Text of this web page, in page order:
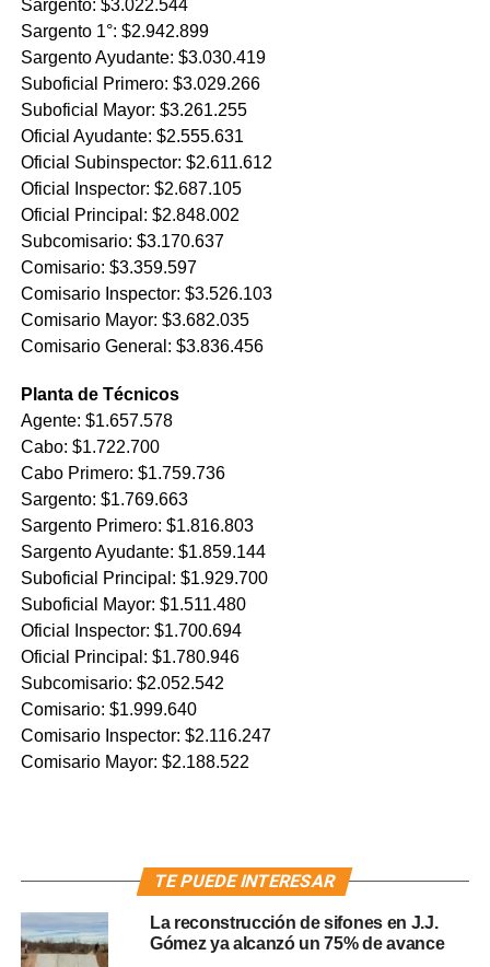
Sargento: $3.022.544
Sargento 1°: $2.942.899
Sargento Ayudante: $3.030.419
Suboficial Primero: $3.029.266
Suboficial Mayor: $3.261.255
Oficial Ayudante: $2.555.631
Oficial Subinspector: $2.611.612
Oficial Inspector: $2.687.105
Oficial Principal: $2.848.002
Subcomisario: $3.170.637
Comisario: $3.359.597
Comisario Inspector: $3.526.103
Comisario Mayor: $3.682.035
Comisario General: $3.836.456
Planta de Técnicos
Agente: $1.657.578
Cabo: $1.722.700
Cabo Primero: $1.759.736
Sargento: $1.769.663
Sargento Primero: $1.816.803
Sargento Ayudante: $1.859.144
Suboficial Principal: $1.929.700
Suboficial Mayor: $1.511.480
Oficial Inspector: $1.700.694
Oficial Principal: $1.780.946
Subcomisario: $2.052.542
Comisario: $1.999.640
Comisario Inspector: $2.116.247
Comisario Mayor: $2.188.522
TE PUEDE INTERESAR
La reconstrucción de sifones en J.J.
Gómez ya alcanzó un 75% de avance